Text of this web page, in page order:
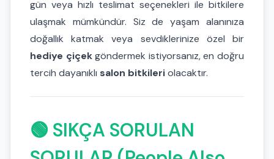
gün veya hızlı teslimat seçenekleri ile bitkilere
ulaşmak mümkündür. Siz de yaşam alanınıza
doğallık katmak veya sevdiklerinize özel bir
hediye çiçekgöndermek istiyorsanız, en doğru
tercih dayanıklı salon bitkileriolacaktır.
🟢 SIKÇA SORULAN